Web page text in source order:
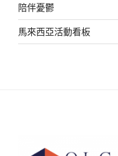
陪伴憂鬱
馬來西亞活動看板